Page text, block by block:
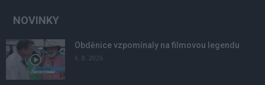
NOVINKY
Obděnice vzpomínaly na filmovou legendu
6. 8. 2026